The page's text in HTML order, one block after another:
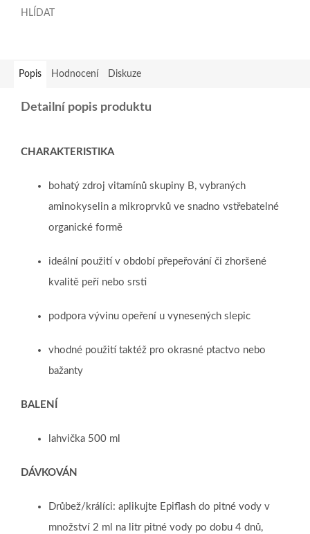
HLÍDAT
Popis Hodnocení Diskuze
Detailní popis produktu
CHARAKTERISTIKA
bohatý zdroj vitamínů skupiny B, vybraných
aminokyselin a mikroprvků ve snadno vstřebatelné
organické formě
ideální použití v období přepeřování či zhoršené
kvalitě peří nebo srsti
podpora vývinu opeření u vynesených slepic
vhodné použití taktéž pro okrasné ptactvo nebo
bažanty
BALENÍ
lahvička 500 ml
DÁVKOVÁN
Drůbež/králíci: aplikujte Epiflash do pitné vody v
množství 2 ml na litr pitné vody po dobu 4 dnů,